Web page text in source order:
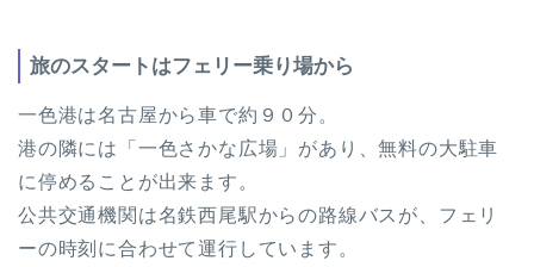
旅のスタートはフェリー乗り場から
一色港は名古屋から車で約９０分。
港の隣には「一色さかな広場」があり、無料の大駐車
に停めることが出来ます。
公共交通機関は名鉄西尾駅からの路線バスが、フェリ
ーの時刻に合わせて運行しています。